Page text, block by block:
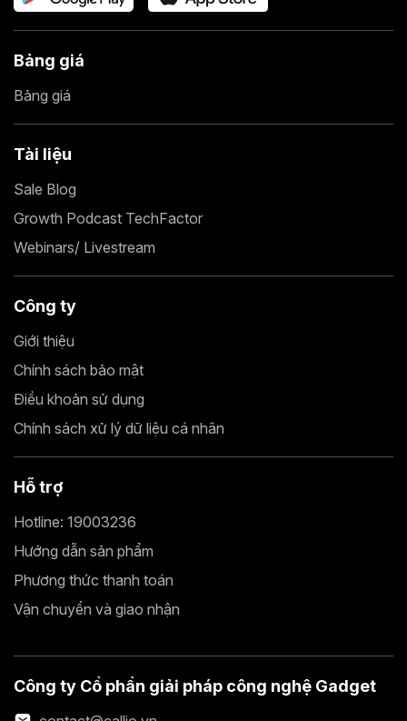
Bảng giá
Bảng giá
Tài liệu
Sale Blog
Growth Podcast TechFactor
Webinars/ Livestream
Công ty
Giới thiệu
Chính sách bảo mật
Điều khoản sử dụng
Chính sách xử lý dữ liệu cá nhân
Hỗ trợ
Hotline: 19003236
Hướng dẫn sản phẩm
Phương thức thanh toán
Vận chuyển và giao nhận
Công ty Cổ phần giải pháp công nghệ Gadget